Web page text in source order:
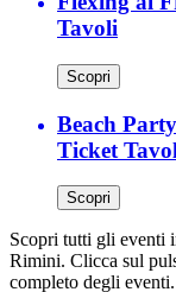
Tavoli
Scopri
Beach
Ticket
Scopri
Scopri tutti gli eventi
Rimini. Clicca sul
completo degli eventi.